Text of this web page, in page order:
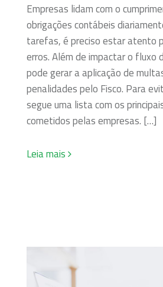
Empresas lidam com o
obrigações contábeis
tarefas, é preciso estar atento
erros. Além de impactar o fluxo
pode gerar a aplicação de
penalidades pelo Fisco. Para
segue uma lista com os
cometidos pelas empresas. […]
Leia mais